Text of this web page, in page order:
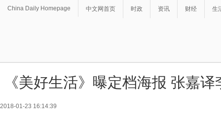
China Daily Homepage 中文网首页 时政 资讯 财经 生
《美好生活》曝定档海报 张嘉
2018-01-23 16:14:39